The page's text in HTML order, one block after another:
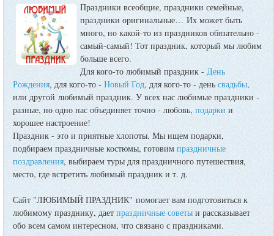
Праздники всеобщие, праздники семейные,
праздники оригинальные… Их может быть
много, но какой-то из праздников обязательно -
самый-самый! Тот праздник, который мы любим
больше всего.
Для кого-то любимый праздник - День
Рождения, для кого-то -Новый Год, для кого-то - деньсвадьбы,
или другой любимый праздник. У всех нас любимые праздники -
разные, но одно нас объединяет точно - любовь,подаркии
хорошее настроение!
Праздник - это и приятные хлопоты. Мы ищем подарки,
подбираем праздничные костюмы, готовимпраздничные
поздравления, выбираем туры для праздничного путешествия,
место, где встретить любимый праздник и т. д.
Сайт "ЛЮБИМЫЙ ПРАЗДНИК" помогает вам подготовиться к
любимому празднику, даетпраздничные советы и рассказывает
обо всем самом интересном, что связано с праздниками.